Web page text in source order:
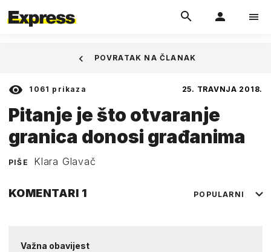
1061 prikaza 25. TRAVNJA 2018.
Pitanje je što otvaranje
granica donosi građanima
PIŠE Klara Glavač
POVRATAK NA ČLANAK
KOMENTARI 1 POPULARNI
Važna obavijest